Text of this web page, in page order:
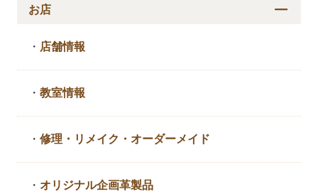
お店
・ 店舗情報
・教室情報
・修理・リメイク・ オーダーメイド
・ オリジナル企画革製品